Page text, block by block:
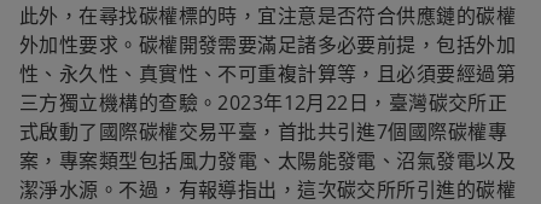
此外，在尋找碳權標的時，宜注意是否符合供應鏈的碳權
外加性要求。碳權開發需要滿足諸多必要前提，包括外加
性、永久性、真實性、不可重複計算等，且必須要經過第
三方獨立機構的查驗。2023年12月22日，臺灣碳交所正
式啟動了國際碳權交易平臺，首批共引進7個國際碳權專
案，專案類型包括風力發電、太陽能發電、沼氣發電以及
潔淨水源。不過，有報導指出，這次碳交所所引進的碳權